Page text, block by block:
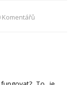
Komentářů